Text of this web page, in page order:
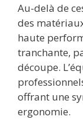
Au-delà de
des
haute
tranchante,
découpe.
offrant une
ergonomie.